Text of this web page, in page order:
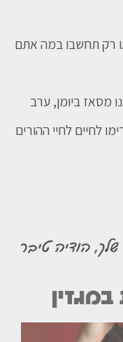
רק תחשבו במה אתם
ביומן, ערב
לחיים לחיי ההורים